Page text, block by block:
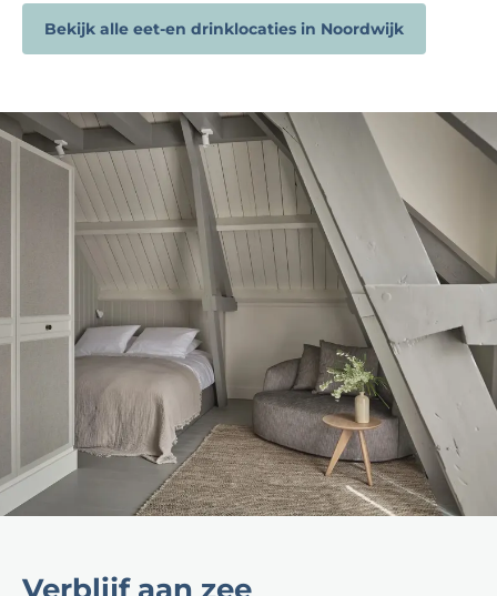
Bekijk alle eet-en drinklocaties in Noordwijk